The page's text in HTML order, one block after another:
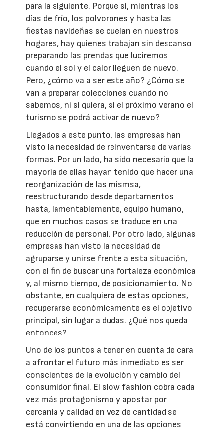
para la siguiente. Porque sí, mientras los
días de frío, los polvorones y hasta las
fiestas navideñas se cuelan en nuestros
hogares, hay quienes trabajan sin descanso
preparando las prendas que luciremos
cuando el sol y el calor lleguen de nuevo.
Pero, ¿cómo va a ser este año? ¿Cómo se
van a preparar colecciones cuando no
sabemos, ni si quiera, si el próximo verano el
turismo se podrá activar de nuevo?
Llegados a este punto, las empresas han
visto la necesidad de reinventarse de varias
formas. Por un lado, ha sido necesario que la
mayoría de ellas hayan tenido que hacer una
reorganización de las mismsa,
reestructurando desde departamentos
hasta, lamentablemente, equipo humano,
que en muchos casos se traduce en una
reducción de personal. Por otro lado, algunas
empresas han visto la necesidad de
agruparse y unirse frente a esta situación,
con el fin de buscar una fortaleza económica
y, al mismo tiempo, de posicionamiento. No
obstante, en cualquiera de estas opciones,
recuperarse económicamente es el objetivo
principal, sin lugar a dudas. ¿Qué nos queda
entonces?
Uno de los puntos a tener en cuenta de cara
a afrontar el futuro más inmediato es ser
conscientes de la evolución y cambio del
consumidor final. El slow fashion cobra cada
vez más protagonismo y apostar por
cercanía y calidad en vez de cantidad se
está convirtiendo en una de las opciones